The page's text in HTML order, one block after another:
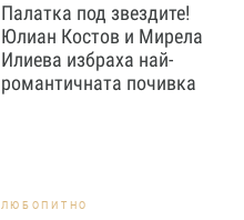
Палатка под звездите!
Юлиан Костов и Мирела
Илиева избраха най-
романтичната почивка
ЛЮБОПИТНО